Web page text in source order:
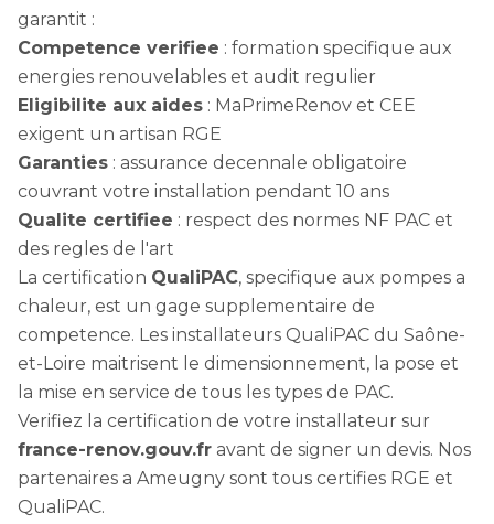
garantit :
Competence verifiee : formation specifique aux
energies renouvelables et audit regulier
Eligibilite aux aides : MaPrimeRenov et CEE
exigent un artisan RGE
Garanties : assurance decennale obligatoire
couvrant votre installation pendant 10 ans
Qualite certifiee : respect des normes NF PAC et
des regles de l'art
La certification QualiPAC, specifique aux pompes a
chaleur, est un gage supplementaire de
competence. Les installateurs QualiPAC du Saône-
et-Loire maitrisent le dimensionnement, la pose et
la mise en service de tous les types de PAC.
Verifiez la certification de votre installateur sur
france-renov.gouv.fr avant de signer un devis. Nos
partenaires a Ameugny sont tous certifies RGE et
QualiPAC.